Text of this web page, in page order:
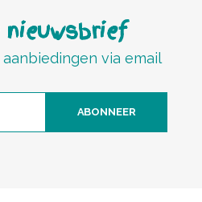
via email
ABONNEER